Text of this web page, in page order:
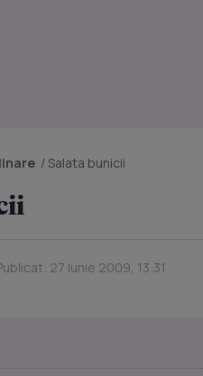
/Salata bunicii
27 Iunie 2009, 13:31